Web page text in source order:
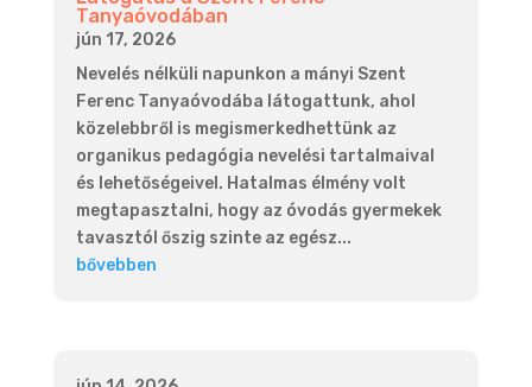
Tanyaóvodában
jún 17, 2026
Nevelés nélküli napunkon a mányi Szent
Ferenc Tanyaóvodába látogattunk, ahol
közelebbről is megismerkedhettünk az
organikus pedagógia nevelési tartalmaival
és lehetőségeivel. Hatalmas élmény volt
megtapasztalni, hogy az óvodás gyermekek
tavasztól őszig szinte az egész...
bővebben